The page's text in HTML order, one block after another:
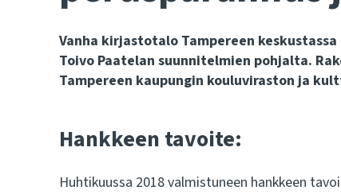
Vanha kirjastotalo Tampereen
Toivo Paatelan suunnitelmien pohjalta.
Tampereen kaupungin kouluviraston ja
Hankkeen tavoite:
Huhtikuussa 2018 valmistuneen hankkeen